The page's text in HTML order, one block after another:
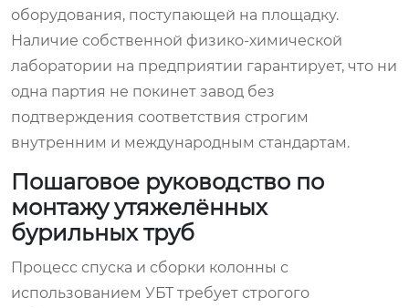
оборудования, поступающей на площадку.
Наличие собственной физико-химической
лаборатории на предприятии гарантирует, что ни
одна партия не покинет завод без
подтверждения соответствия строгим
внутренним и международным стандартам.
Пошаговое руководство по
монтажу утяжелённых
бурильных труб
Процесс спуска и сборки колонны с
использованием УБТ требует строгого